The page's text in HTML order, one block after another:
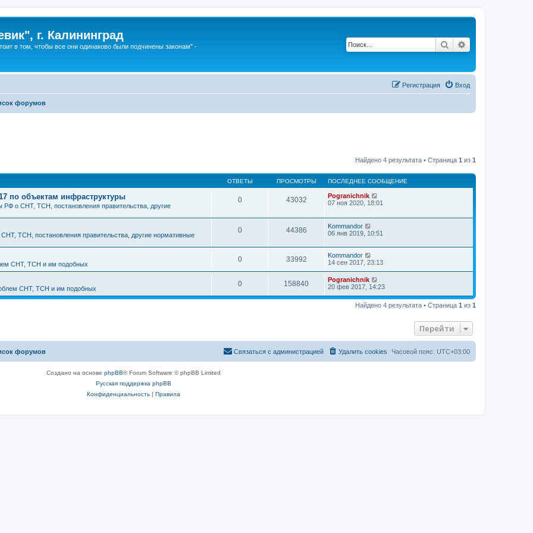
г. Калининград
в том, чтобы все они одинаково были подчинены законам" -
Поиск
Вход
Регистрация
форумов
Найдено 4 результата • Страница 1 из 1
ОТВЕТЫ ПРОСМОТРЫ ПОСЛЕДНЕЕ СООБЩЕНИЕ
по объектам инфраструктуры
РФ о СНТ, ТСН, постановления правительства, другие
0 43032
Pogranichnik
07 ноя 2020, 18:01
ТСН, постановления правительства, другие нормативные
0 44386
Kommandor
06 янв 2019, 10:51
СНТ, ТСН и им подобных
0 33992
Kommandor
14 сен 2017, 23:13
СНТ, ТСН и им подобных
0 158840
Pogranichnik
20 фев 2017, 14:23
Найдено 4 результата • Страница 1 из 1
Перейти
форумов Часовой пояс: UTC+03:00
Удалить cookies
Связаться с администрацией
Создано на основе phpBB® Forum Software © phpBB Limited
Русская поддержка phpBB
Конфиденциальность| Правила